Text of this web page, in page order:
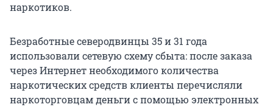
наркотиков.
Безработные северодвинцы 35 и 31 года
использовали сетевую схему сбыта: после заказа
через Интернет необходимого количества
наркотических средств клиенты перечисляли
наркоторговцам деньги с помощью электронных